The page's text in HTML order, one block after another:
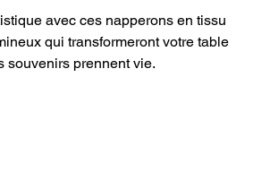
avec ces napperons en tissu
qui transformeront votre table
souvenirs prennent vie.